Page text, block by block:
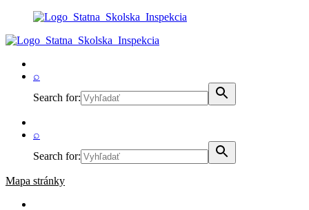
⌕
Search for:
⌕
Search for:
Mapa stránky